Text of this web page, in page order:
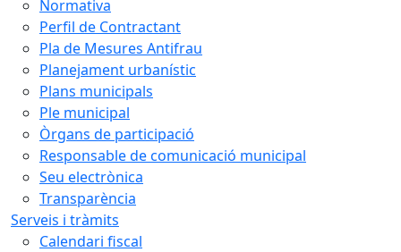
Normativa
Perfil de Contractant
Pla de Mesures Antifrau
Planejament urbanístic
Plans municipals
Ple municipal
Òrgans de participació
Responsable de comunicació municipal
Seu electrònica
Transparència
Serveis i tràmits
Calendari fiscal